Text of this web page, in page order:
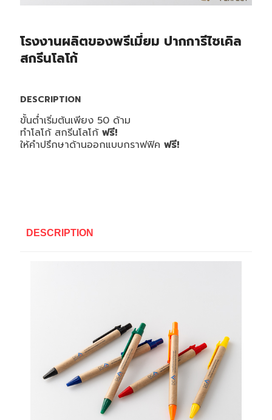
โรงงานผลิตของพรีเมี่ยม ปากการีไซเคิล
สกรีนโลโก้
DESCRIPTION
ขั้นต่ำเริ่มต้นเพียง 50 ด้าม
ทำโลโก้ สกรีนโลโก้ ฟรี!
ให้คำปรึกษาด้านออกแบบกราฟฟิค ฟรี!
DESCRIPTION